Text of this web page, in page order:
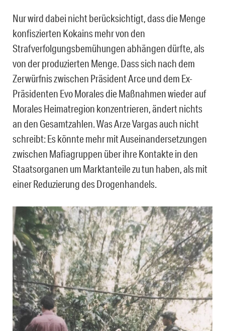
Nur wird dabei nicht berücksichtigt, dass die Menge
konfiszierten Kokains mehr von den
Strafverfolgungsbemühungen abhängen dürfte, als
von der produzierten Menge. Dass sich nach dem
Zerwürfnis zwischen Präsident Arce und dem Ex-
Präsidenten Evo Morales die Maßnahmen wieder auf
Morales Heimatregion konzentrieren, ändert nichts
an den Gesamtzahlen. Was Arze Vargas auch nicht
schreibt: Es könnte mehr mit Auseinandersetzungen
zwischen Mafiagruppen über ihre Kontakte in den
Staatsorganen um Marktanteile zu tun haben, als mit
einer Reduzierung des Drogenhandels.